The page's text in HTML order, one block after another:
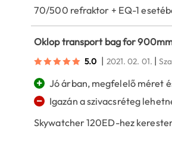
70/500 refraktor + EQ-1
Oklop transport bag for
5.0 | 2021. 02. 01. |
+ Jó árban, megfelelő méret
−
Igazán a szivacsréteg
Skywatcher 120ED-hez